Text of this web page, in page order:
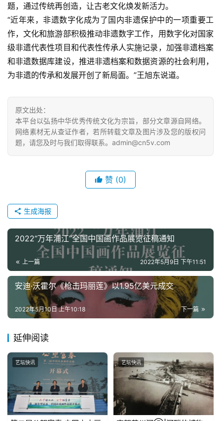
题，通过传统再创造，让古老文化焕发新活力。
“近年来，非遗数字化成为了国内非遗保护中的一项重要工
作，文化和旅游部积极推动非遗数字工作，用数字化对国家
级非遗代表性项目和代表性传承人实施记录，加强非遗档案
和非遗数据库建设，推进非遗档案和数据资源的社会利用，
原文出处：
本平台以弘扬中华优秀传统文化为宗旨，部分文章源自网络。
网络素材无从查证作者，若所转载文章及图片涉及您的版权问
题，请您及时与我们取得联系。admin@cn5v.com
赞 (0)
生成海报
2022“万年浦江”全国中国画作品展览征稿通知
上一篇 2022年5月9日 下午11:51
安迪·沃霍尔《枪击玛丽莲》以1.95亿美元成交
下一篇
2022年5月10日 上午10:18
延伸阅读
艺坛快讯 艺坛快讯